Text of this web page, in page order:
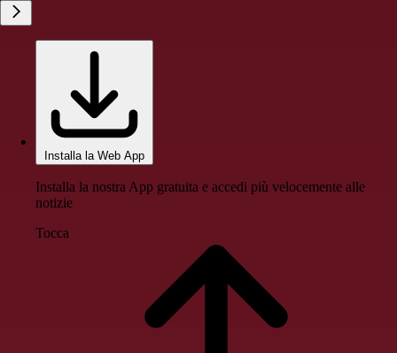
Installa la Web App
Installa la nostra App gratuita e accedi più velocemente alle
notizie
Tocca